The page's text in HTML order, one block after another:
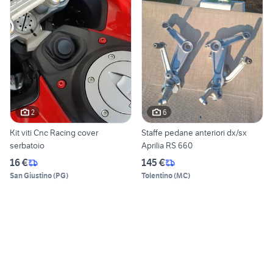
2
Kit viti Cnc Racing cover
serbatoio
16 €
San Giustino(PG)
6
Staffe pedane anteriori dx/sx
Aprilia RS 660
145 €
Tolentino(MC)